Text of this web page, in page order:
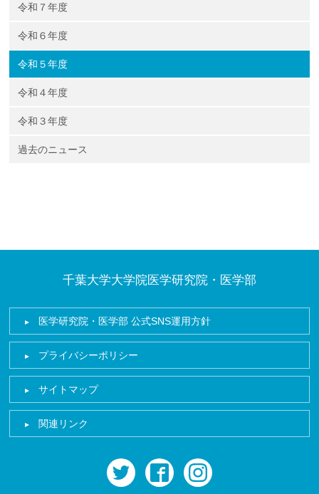
令和７年度
令和６年度
令和５年度
令和４年度
令和３年度
過去のニュース
千葉大学大学院医学研究院・医学部
医学研究院・医学部 公式SNS運用方針
プライバシーポリシー
サイトマップ
関連リンク
twitter facebook